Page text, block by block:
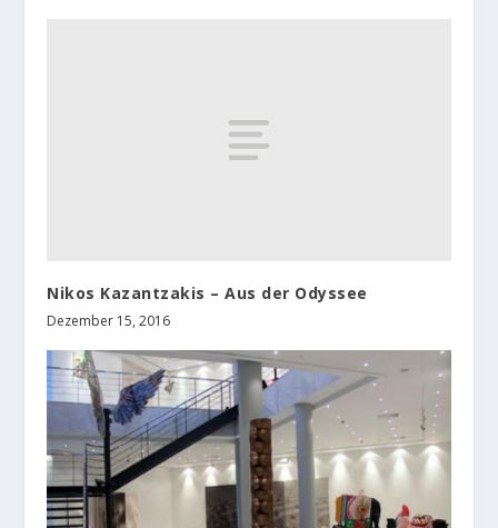
Nikos Kazantzakis – Aus der Odyssee
Dezember 15, 2016